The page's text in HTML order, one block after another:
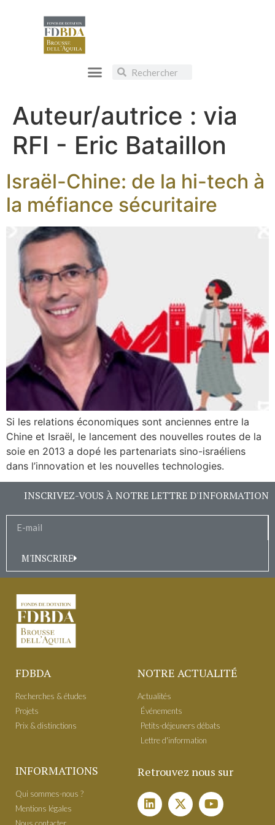
Auteur/autrice : via
RFI - Eric Bataillon
Israël-Chine: de la hi-tech à
la méfiance sécuritaire
Si les relations économiques sont anciennes entre la
Chine et Israël, le lancement des nouvelles routes de la
soie en 2013 a dopé les partenariats sino-israéliens
dans l’innovation et les nouvelles technologies.
INSCRIVEZ-VOUS À NOTRE LETTRE D'INFORMATION
M'INSCRIRE
FDBDA
Recherches & études
Projets
Prix & distinctions
NOTRE ACTUALITÉ
Actualités
É​vénements
Petits-déjeuners débats
Lettre d'information
INFORMATIONS
Qui sommes-nous ?
Mentions légales
Retrouvez nous sur